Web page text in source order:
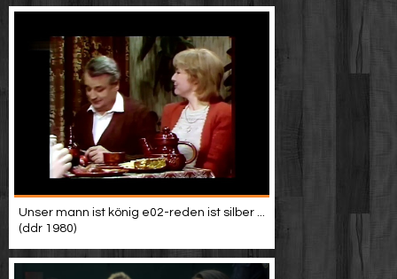
Unser mann ist könig e02-reden ist silber ...
(ddr 1980)